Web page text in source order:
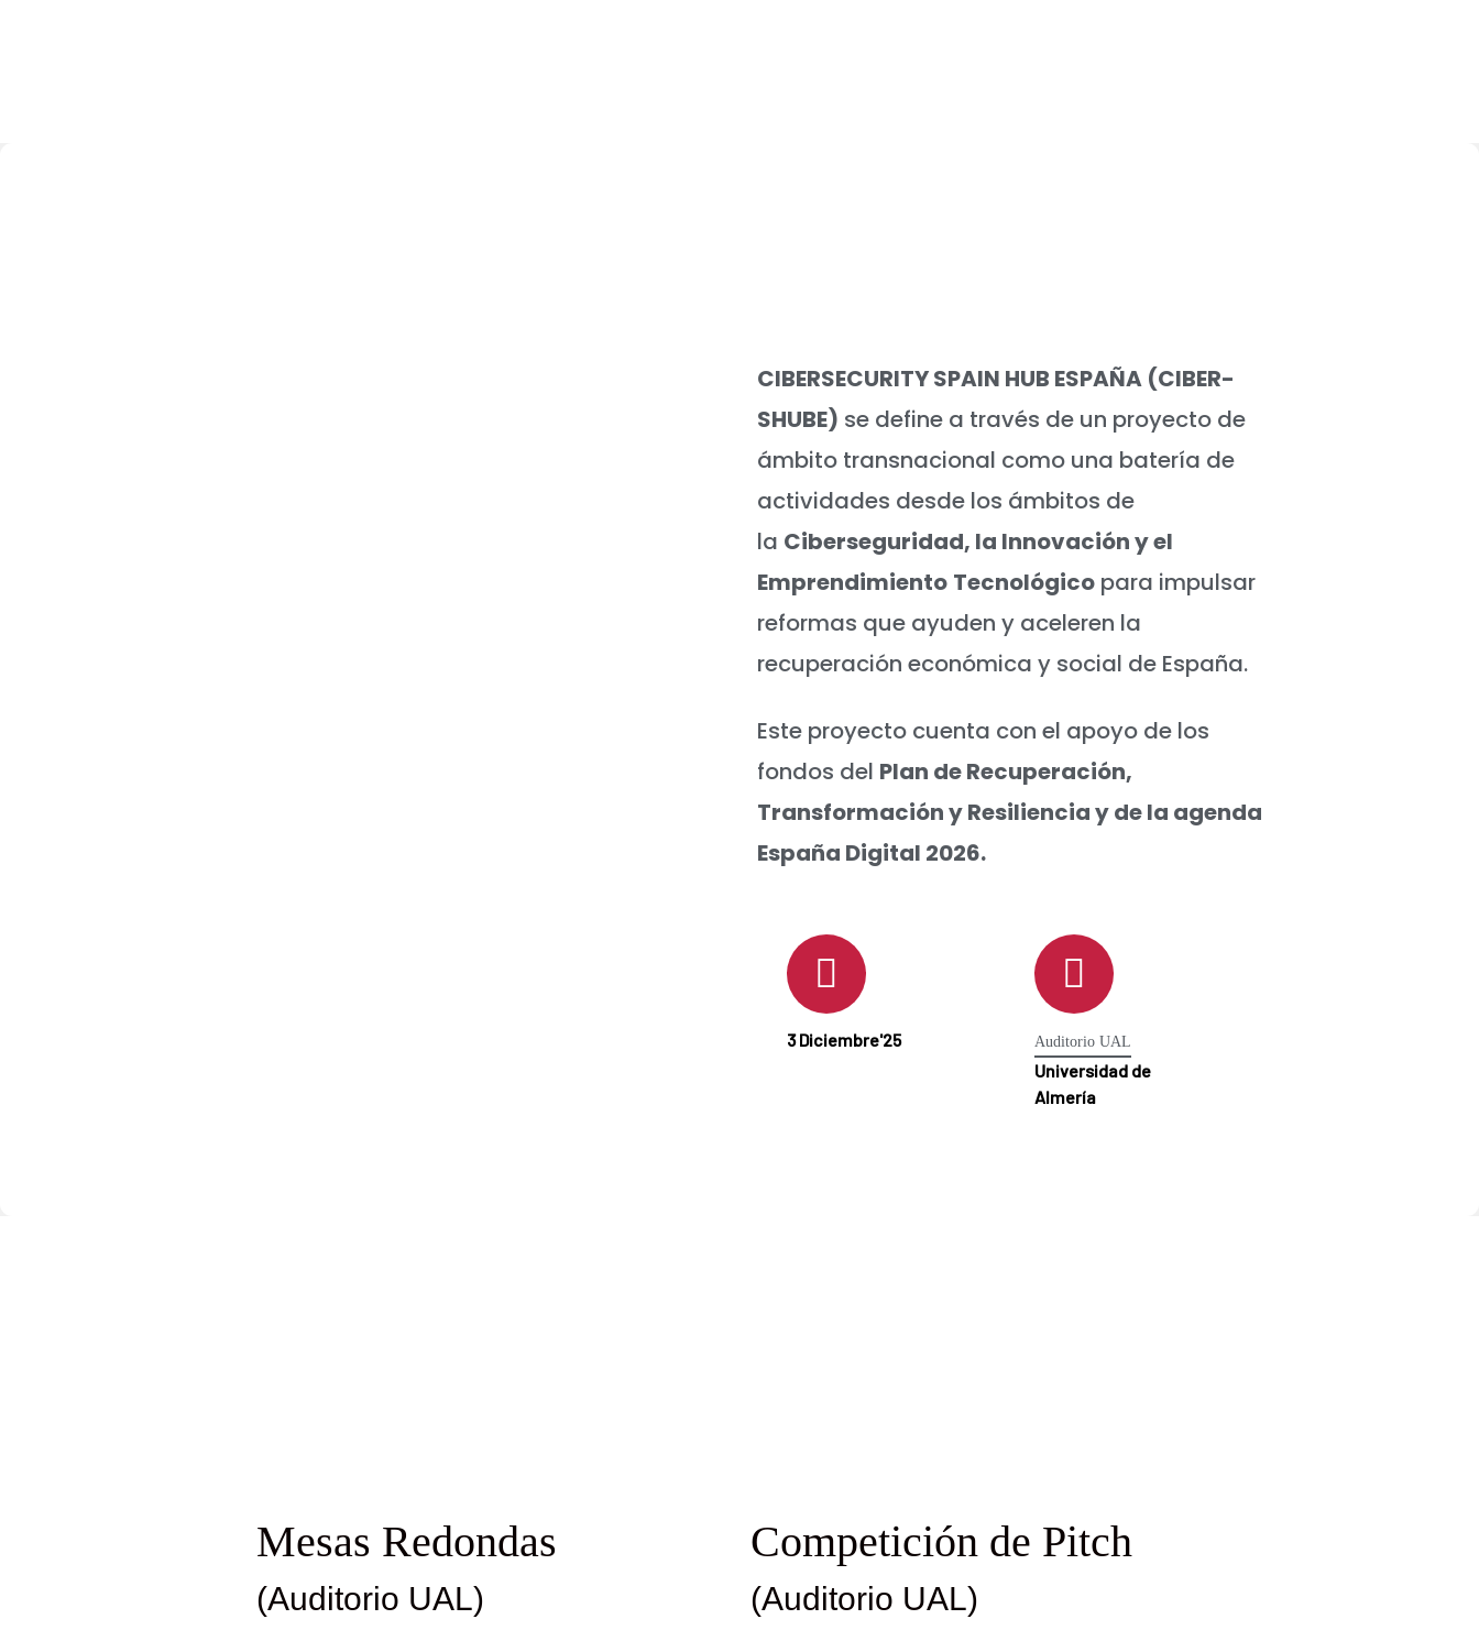
CIBERSECURITY SPAIN HUB ESPAÑA (CIBER-
SHUBE) se define a través de un proyecto de
ámbito transnacional como una batería de
actividades desde los ámbitos de
la Ciberseguridad, la Innovación y el
Emprendimiento Tecnológico para impulsar
reformas que ayuden y aceleren la
recuperación económica y social de España.
Este proyecto cuenta con el apoyo de los
fondos del Plan de Recuperación,
Transformación y Resiliencia y de la agenda
España Digital 2026.
3 Diciembre'25 Auditorio UAL
Universidad de
Almería
Mesas Redondas
(Auditorio UAL)
Competición de Pitch
(Auditorio UAL)